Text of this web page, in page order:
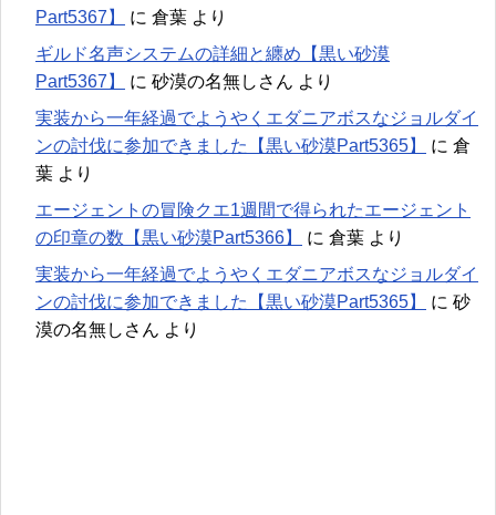
Part5367】
に 倉葉 より
ギルド名声システムの詳細と纏め【黒い砂漠
Part5367】
に 砂漠の名無しさん より
実装から一年経過でようやくエダニアボスなジョルダイ
ンの討伐に参加できました【黒い砂漠Part5365】
に 倉
葉 より
エージェントの冒険クエ1週間で得られたエージェント
の印章の数【黒い砂漠Part5366】
に 倉葉 より
実装から一年経過でようやくエダニアボスなジョルダイ
ンの討伐に参加できました【黒い砂漠Part5365】
に 砂
漠の名無しさん より